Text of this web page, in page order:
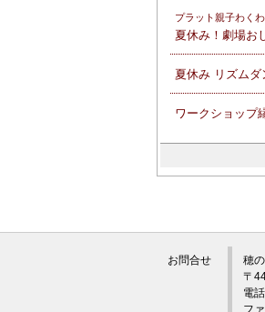
プラット親子わく
夏休み！劇場お
夏休み リズム
ワークショップ
お問合せ
穂
〒
電
フ